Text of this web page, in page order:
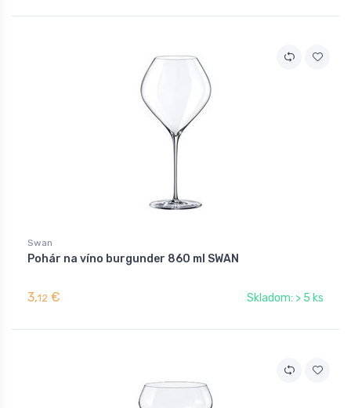
Swan
Pohár na víno burgunder 860 ml SWAN
3,12 € Skladom: > 5 ks